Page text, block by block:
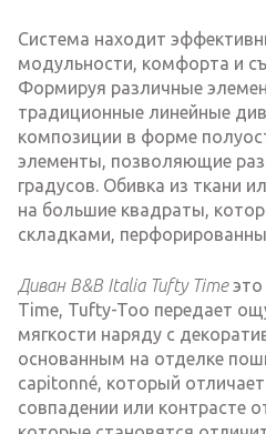
Система находит
модульности, комфорта и
Формируя различные
традиционные линейные
композиции в форме
элементы, позволяющие
градусов. Обивка из ткани
на большие квадраты,
складками,
Диван B&B Italia Tufty Timeэто
Time, Tufty-Too передает
мягкости наряду с
основанным на отделке
capitonné, который
совпадении или контрасте